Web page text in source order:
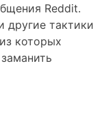
Reddit.
другие тактики
которых